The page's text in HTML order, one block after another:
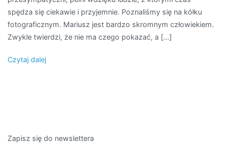
Czy
spędza się ciekawie i przyjemnie. Poznaliśmy się na kółku
fotograficznym. Mariusz jest bardzo skromnym człowiekiem.
Zwykle twierdzi, że nie ma czego pokazać, a […]
Czytaj dalej
Zapisz się do newslettera